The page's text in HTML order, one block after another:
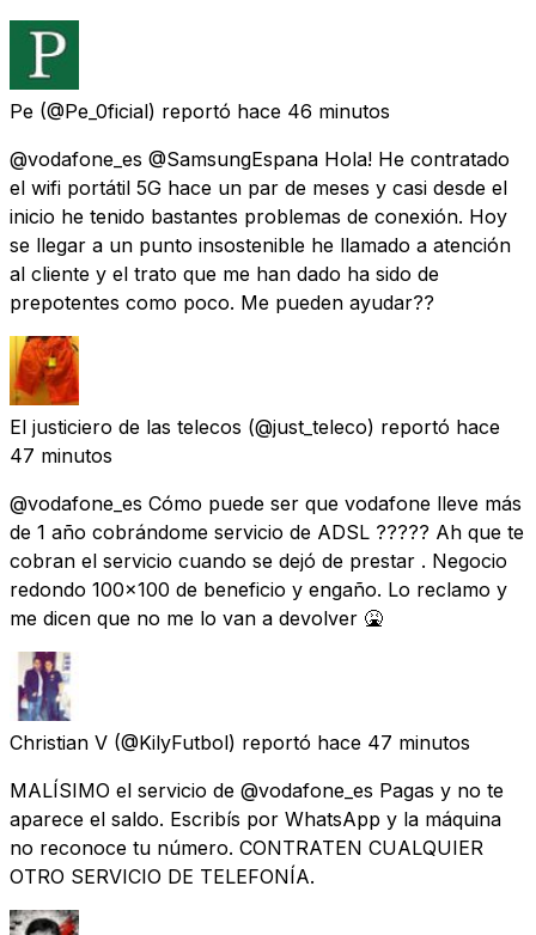
Pe (@Pe_0ficial) reportó hace 46 minutos
@vodafone_es @SamsungEspana Hola! He contratado
el wifi portátil 5G hace un par de meses y casi desde el
inicio he tenido bastantes problemas de conexión. Hoy
se llegar a un punto insostenible he llamado a atención
al cliente y el trato que me han dado ha sido de
prepotentes como poco. Me pueden ayudar??
El justiciero de las telecos (@just_teleco) reportó hace
47 minutos
@vodafone_es Cómo puede ser que vodafone lleve más
de 1 año cobrándome servicio de ADSL ????? Ah que te
cobran el servicio cuando se dejó de prestar . Negocio
redondo 100x100 de beneficio y engaño. Lo reclamo y
me dicen que no me lo van a devolver 🤮
Christian V (@KilyFutbol) reportó hace 47 minutos
MALÍSIMO el servicio de @vodafone_es Pagas y no te
aparece el saldo. Escribís por WhatsApp y la máquina
no reconoce tu número. CONTRATEN CUALQUIER
OTRO SERVICIO DE TELEFONÍA.